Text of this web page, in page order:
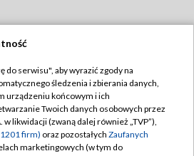
TVP
Regulamin TVP
prywatności
do serwisu", aby wyrazić zgody na
śledzenia i zbierania danych,
urządzeniu końcowym i ich
Twoich danych osobowych przez
w likwidacji (zwaną dalej również „TVP”),
firm) oraz pozostałych Zaufanych
marketingowych (w tym do